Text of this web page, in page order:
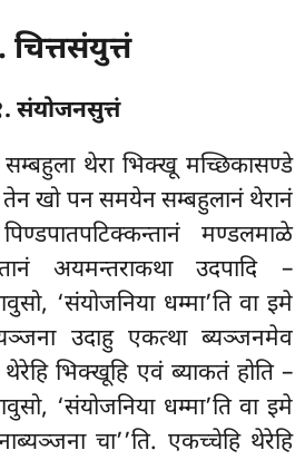
चित्तसंयुत्तं
संयोजनसुत्तं
थेरा भिक्खू मच्छिकासण्डे
तेन खो पन समयेन सम्बहुलानं थेरानं
मण्डलमाळे
अयमन्तराकथा उदपादि –
‘संयोजनिया धम्मा’ति वा इमे
उदाहु एकत्था ब्यञ्जनमेव
थेरेहि भिक्खूहि एवं ब्याकतं होति –
‘संयोजनिया धम्मा’ति वा इमे
चा’’ति. एकच्चेहि थेरेहि